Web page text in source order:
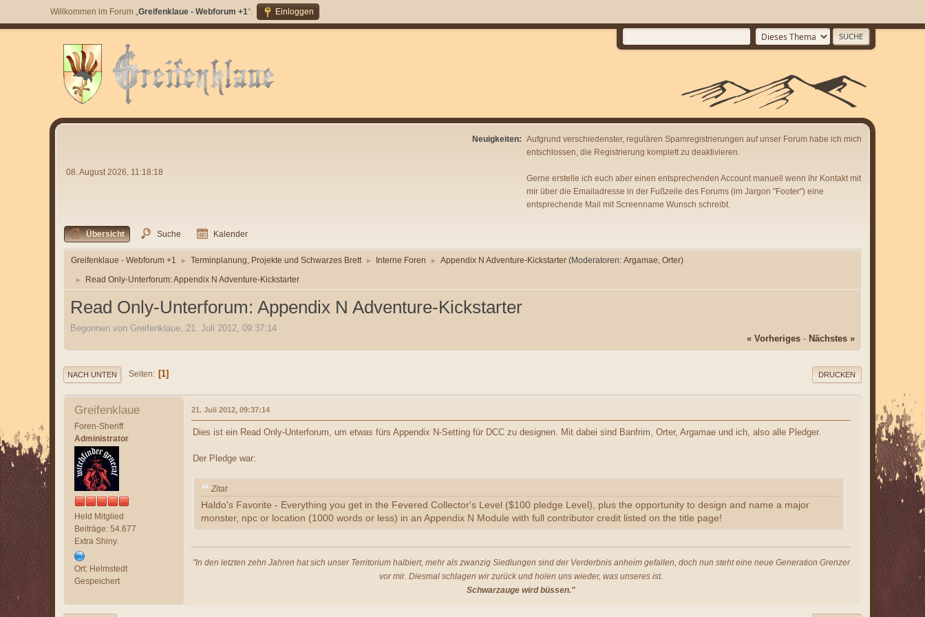
Willkommen im Forum „Greifenklaue - Webforum +1“. Einloggen
08. August 2026, 11:18:18
Neuigkeiten: Aufgrund verschiedenster, regulären Spamregistrierungen auf unser Forum habe ich mich
entschlossen, die Registrierung komplett zu deaktivieren.
Gerne erstelle ich euch aber einen entsprechenden Account manuell wenn ihr Kontakt mit
mir über die Emailadresse in der Fußzeile des Forums (im Jargon "Footer") eine
entsprechende Mail mit Screenname Wunsch schreibt.
Übersicht Suche Kalender
Greifenklaue - Webforum +1 ► Terminplanung, Projekte und Schwarzes Brett ► Interne Foren ► Appendix N Adventure-Kickstarter (Moderatoren: Argamae, Orter)
► Read Only-Unterforum: Appendix N Adventure-Kickstarter
Read Only-Unterforum: Appendix N Adventure-Kickstarter
Begonnen von Greifenklaue, 21. Juli 2012, 09:37:14
« Vorheriges - Nächstes »
DRUCKEN
NACH UNTEN Seiten 1
Greifenklaue
Foren-Sheriff
Administrator
Held Mitglied
Beiträge: 54.677
Extra Shiny.
Ort: Helmstedt
Gespeichert
21. Juli 2012, 09:37:14
Dies ist ein Read Only-Unterforum, um etwas fürs Appendix N-Setting für DCC zu designen. Mit dabei sind Banfrim, Orter, Argamae und ich, also alle Pledger.
Der Pledge war:
Zitat
Haldo's Favorite - Everything you get in the Fevered Collector's Level ($100 pledge Level), plus the opportunity to design and name a major
monster, npc or location (1000 words or less) in an Appendix N Module with full contributor credit listed on the title page!
"In den letzten zehn Jahren hat sich unser Territorium halbiert, mehr als zwanzig Siedlungen sind der Verderbnis anheim gefallen, doch nun steht eine neue Generation Grenzer
vor mir. Diesmal schlagen wir zurück und holen uns wieder, was unseres ist.
Schwarzauge wird büssen."